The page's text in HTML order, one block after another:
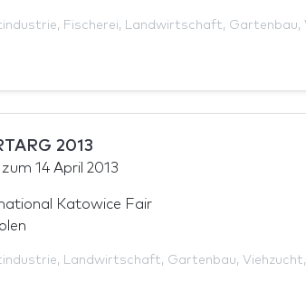
, Fischerei, Landwirtschaft, Gartenbau,
2013
zum 14 April 2013
Katowice Fair
, Landwirtschaft, Gartenbau, Viehzucht,